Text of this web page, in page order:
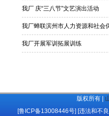
我厂 庆“三八节”文艺演出活动
我厂蝉联滨州市人力资源和社会
我厂开展军训拓展训练
版权所有 |
[鲁ICP备13008446号] [违法和不